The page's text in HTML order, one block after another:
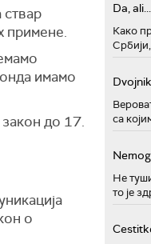
примене.
имамо
до 17.
о
Da, ali...
Како
са
Не
то је